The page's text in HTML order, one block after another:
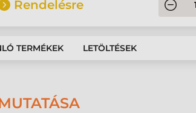
Rendelésre
TERMÉKEK LETÖLTÉSEK